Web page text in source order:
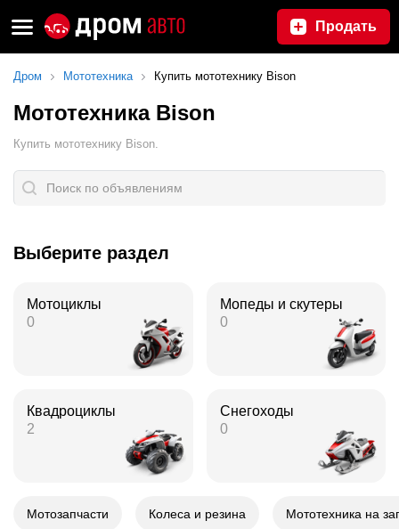
Продать
Дром Мототехника Купить мототехнику Bison
Мототехника Bison
Купить мототехнику Bison.
Выберите раздел
Мотоциклы
0
Мопеды и скутеры
0
Квадроциклы
2
Снегоходы
0
Мотозапчасти Колеса и резина Мототехника на